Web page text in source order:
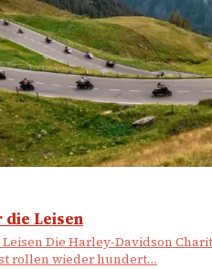
die Leisen
Die Harley-Davidson
rollen wieder hundert…